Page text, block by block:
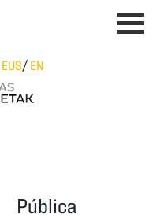
EUS/ EN
Pública